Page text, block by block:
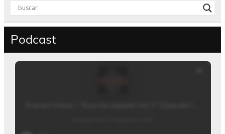
Podcast